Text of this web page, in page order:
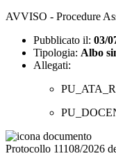
AVVISO - Procedure
Pubblicato il: 03/
Tipologia: Albo
Allegati:
Protocollo 11108/2026